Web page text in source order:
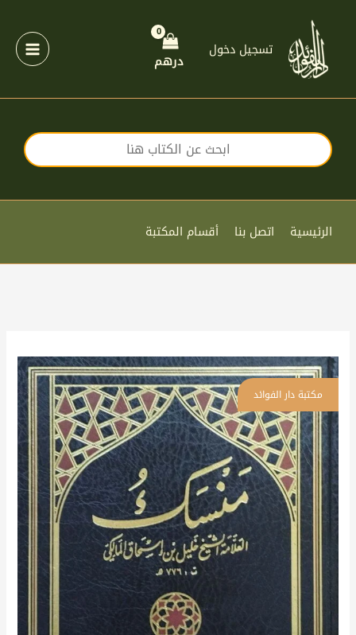
المحتوى
تسجيل دخول
درهم
الرئيسية اتصل بنا أقسام المكتبة